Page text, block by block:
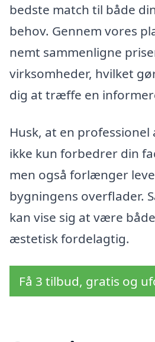
bedste match til både
behov. Gennem vores
nemt sammenligne
virksomheder, hvilket
dig at træffe en
Husk, at en
ikke kun forbedrer din
men også forlænger
bygningens overflader.
kan vise sig at være
æstetisk fordelagtig.
Få 3 tilbud, gratis og